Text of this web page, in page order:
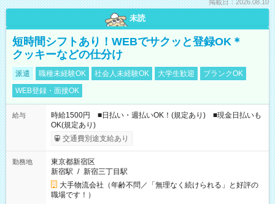
掲載日：2026.08.10
未読
短時間シフトあり！WEBでサクッと登録OK＊
クッキーなどの仕分け
派遣 職種未経験OK 社会人未経験OK 大学生歓迎
ブランクOK
WEB登録・面接OK
給与
時給1500円 ■日払い・週払いOK！(規定あり) ■現金日払いも
OK(規定あり)
交通費別途支給あり
勤務地
東京都新宿区
新宿駅 / 新宿三丁目駅
大手物流会社（年齢不問／「無理なく続けられる」と好評の
職場です！）